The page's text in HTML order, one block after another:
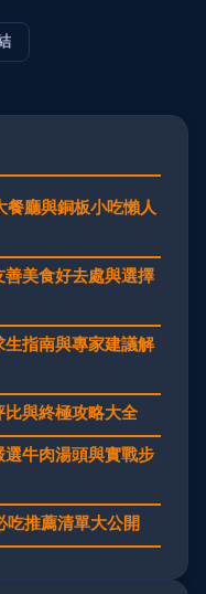
餐廳與銅板小吃懶人
美食好去處與選擇
指南與專家建議解
與終極攻略大全
牛肉湯頭與實戰步
推薦清單大公開